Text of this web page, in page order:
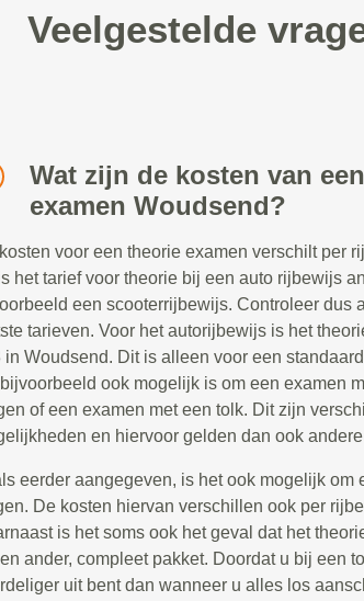
Veelgestelde
Wat zijn de kosten van
examen Woudsend?
voor een theorie examen verschilt per
het tarief voor theorie bij een auto rijbewijs
een scooterrijbewijs. Controleer dus
tarieven. Voor het autorijbewijs is het
in Woudsend. Dit is alleen voor een
ook mogelijk is om een examen
of een examen met een tolk. Dit zijn
en hiervoor gelden dan ook
eerder aangegeven, is het ook mogelijk om
De kosten hiervan verschillen ook per
is het soms ook het geval dat het
ander, compleet pakket. Doordat u bij een
uit bent dan wanneer u alles los